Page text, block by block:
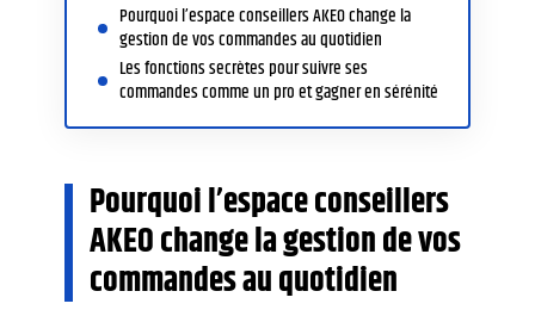
Pourquoi l’espace conseillers AKEO change la
gestion de vos commandes au quotidien
Les fonctions secrètes pour suivre ses
commandes comme un pro et gagner en sérénité
Pourquoi l’espace conseillers
AKEO change la gestion de vos
commandes au quotidien